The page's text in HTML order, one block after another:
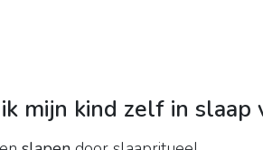
mijn kind zelf in slaap